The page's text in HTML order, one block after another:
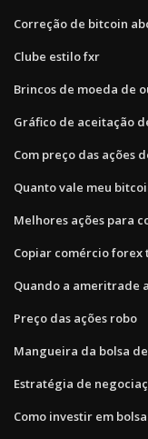
Correção de bitcoin
Clube estilo fxr
Brincos de moeda de
Gráfico de aceitação
Com preço das ações
Quanto vale meu
Melhores ações para
Copiar comércio forex
Quando a ameritrade
Preço das ações robo
Mangueira da bolsa
Estratégia de
Como investir em